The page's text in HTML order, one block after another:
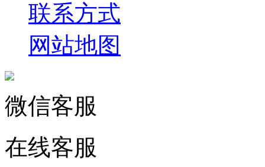
联系方式
网站地图
微信客服
在线客服